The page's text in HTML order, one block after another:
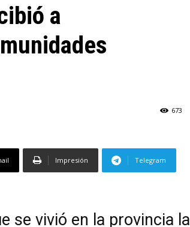
a
673
Impresión Telegram
se vivió en la provincia la